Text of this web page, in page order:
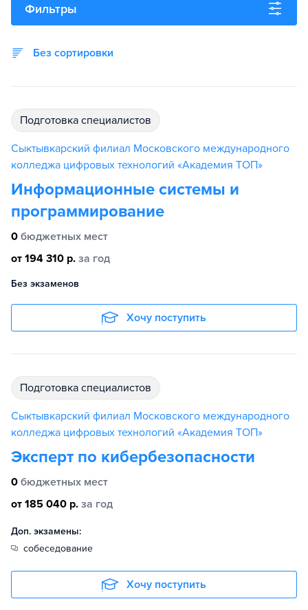
Фильтры
Без сортировки
подготовка специалистов
Сыктывкарский филиал Московского международного
колледжа цифровых технологий «Академия TOП»
Информационные системы и
программирование
0 бюджетных мест
от 194 310 р. за год
Без экзаменов
Хочу поступить
подготовка специалистов
Сыктывкарский филиал Московского международного
колледжа цифровых технологий «Академия TOП»
Эксперт по кибербезопасности
0 бюджетных мест
от 185 040 р. за год
Доп. экзамены:
собеседование
Хочу поступить